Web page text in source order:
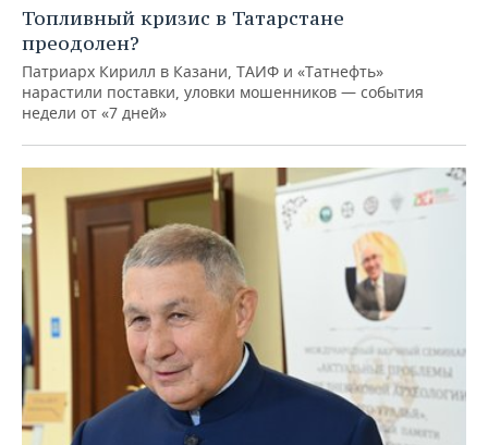
Топливный кризис в Татарстане
преодолен?
Патриарх Кирилл в Казани, ТАИФ и «Татнефть»
нарастили поставки, уловки мошенников — события
недели от «7 дней»